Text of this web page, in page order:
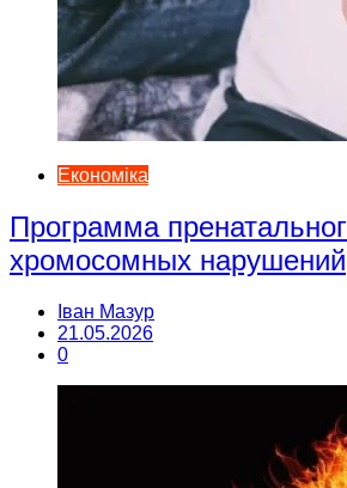
Економіка
Программа
хромосомных нарушений
Іван Мазур
21.05.2026
0